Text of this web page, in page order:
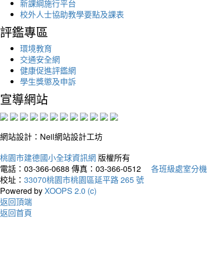
新課綱施行平台
校外人士協助教學要點及課表
評鑑專區
環境教育
交通安全網
健康促進評鑑網
學生獎懲及申訴
宣導網站
網站設計：Neil網站設計工坊
桃園市建德國小全球資訊網 版權所有
電話：03-366-0688 傳真：03-366-0512
各班級處室分機
校址： 33070桃園市桃園區延平路 265 號
Powered byXOOPS 2.0 (c)
返回頂端
返回首頁